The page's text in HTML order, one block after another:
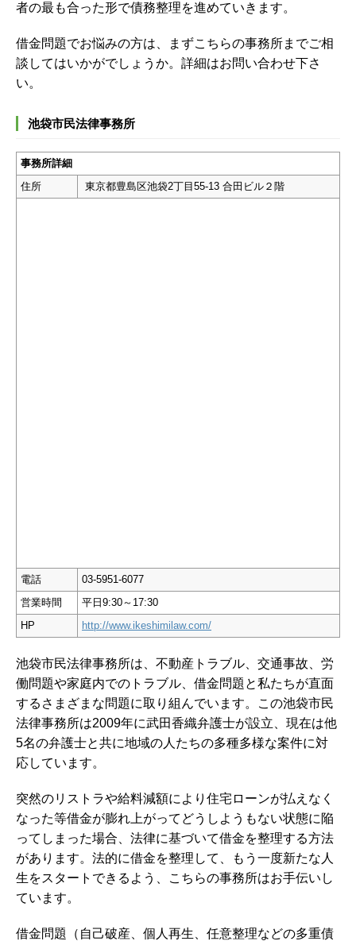
者の最も合った形で債務整理を進めていきます。
借金問題でお悩みの方は、まずこちらの事務所までご相
談してはいかがでしょうか。詳細はお問い合わせ下さ
い。
池袋市民法律事務所
事務所詳細
住所
東京都豊島区池袋2丁目55-13 合田ビル２階
電話
03-5951-6077
営業時間
平日9:30～17:30
HP
http://www.ikeshimilaw.com/
池袋市民法律事務所は、不動産トラブル、交通事故、労
働問題や家庭内でのトラブル、借金問題と私たちが直面
するさまざまな問題に取り組んでいます。この池袋市民
法律事務所は2009年に武田香織弁護士が設立、現在は他
5名の弁護士と共に地域の人たちの多種多様な案件に対
応しています。
突然のリストラや給料減額により住宅ローンが払えなく
なった等借金が膨れ上がってどうしようもない状態に陥
ってしまった場合、法律に基づいて借金を整理する方法
があります。法的に借金を整理して、もう一度新たな人
生をスタートできるよう、こちらの事務所はお手伝いし
ています。
借金問題（自己破産、個人再生、任意整理などの多重債